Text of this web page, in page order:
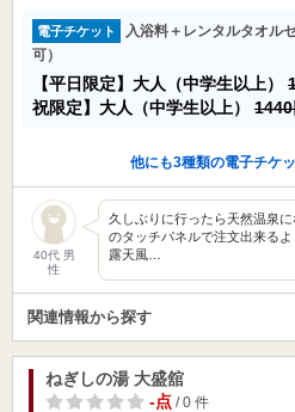
電子チケット
入浴料＋レンタルタオル
可）
【平日限定】大人（中学生以上）
祝限定】大人（中学生以上）
他にも3種類の電子チケ
40代 男
性
久しぶりに行ったら天然温泉
のタッチパネルで注文出来る
露天風…
関連情報から探す
ねぎしの湯 大盛舘
-点/ 0 件